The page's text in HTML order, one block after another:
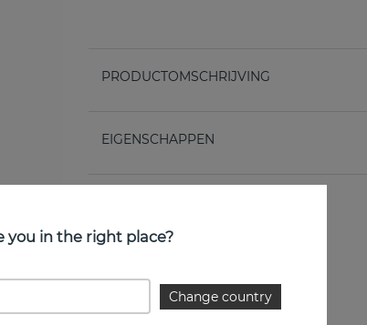
PRODUCTOMSCHRIJVING
EIGENSCHAPPEN
you in the right place?
Change country